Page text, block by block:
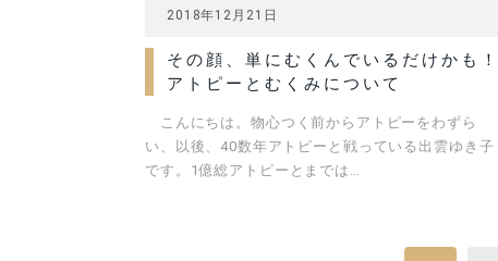
2018年12月21日
その顔、単にむくんでいるだけかも！
アトピーとむくみについて
こんにちは。物心つく前からアトピーをわずら
い、以後、40数年アトピーと戦っている出雲ゆき子
です。1億総アトピーとまでは…